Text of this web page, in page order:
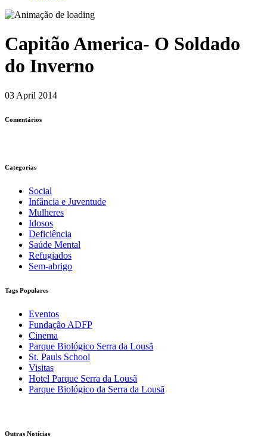
Capitão America- O Soldado
do Inverno
03 April 2014
Comentários
Categorias
Social
Infância e Juventude
Mulheres
Idosos
Deficiência
Saúde Mental
Refugiados
Sem-abrigo
Tags Populares
Eventos
Fundação ADFP
Cinema
Parque Biológico Serra da Lousã
St. Pauls School
Visitas
Hotel Parque Serra da Lousã
Parque Biológico da Serra da Lousã
Outras Notícias